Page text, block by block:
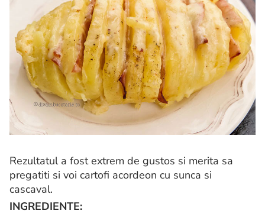
Rezultatul a fost extrem de gustos si merita sa
pregatiti si voi cartofi acordeon cu sunca si
cascaval.
INGREDIENTE: